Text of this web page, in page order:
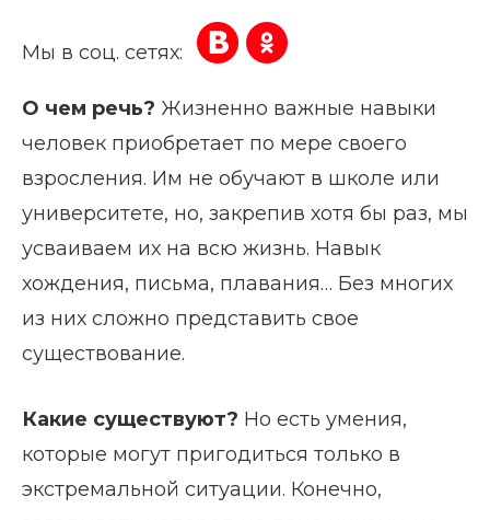
Мы в соц. сетях:
О чем речь? Жизненно важные навыки
человек приобретает по мере своего
взросления. Им не обучают в школе или
университете, но, закрепив хотя бы раз, мы
усваиваем их на всю жизнь. Навык
хождения, письма, плавания… Без многих
из них сложно представить свое
существование.
Какие существуют? Но есть умения,
которые могут пригодиться только в
экстремальной ситуации. Конечно,